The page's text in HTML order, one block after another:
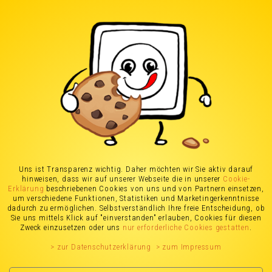
Uns ist Transparenz wichtig. Daher möchten wir Sie aktiv darauf
hinweisen, dass wir auf unserer Webseite die in unserer Cookie-
Erklärung beschriebenen Cookies von uns und von Partnern einsetzen,
um verschiedene Funktionen, Statistiken und Marketingerkenntnisse
dadurch zu ermöglichen. Selbstverständlich Ihre freie Entscheidung, ob
Sie uns mittels Klick auf "einverstanden" erlauben, Cookies für diesen
Zweck einzusetzen oder uns nur erforderliche Cookies gestatten .
> zur Datenschutzerklärung > zum Impressum
Stromanbieter in Bergisch
Gladbach
(Stand: 05.08.2026)
Stromanbieter Vergleich
für Bergisch Gladbach